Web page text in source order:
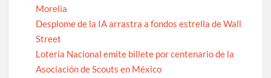
Morelia
Desplome de la IA arrastra a fondos estrella de Wall
Street
Lotería Nacional emite billete por centenario de la
Asociación de Scouts en México